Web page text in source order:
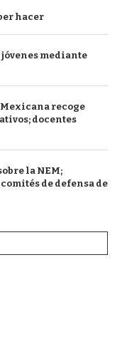
hacer
mediante
recoge
docentes
la NEM;
de defensa de